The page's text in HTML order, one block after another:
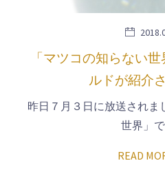
「マツコの知らない
ルドが紹介
昨日７月３日に放送されま
世界」
READ